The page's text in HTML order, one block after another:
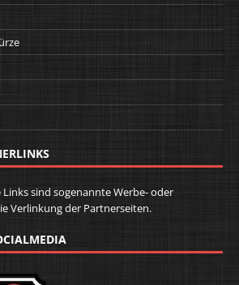
sind sogenannte Werbe- oder
Verlinkung der Partnerseiten.